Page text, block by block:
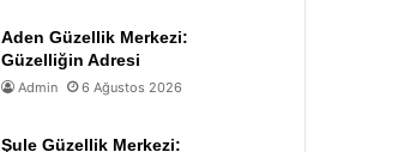
Aden Güzellik Merkezi:
Güzelliğin Adresi
Admin 6 Ağustos 2026
Şule Güzellik Merkezi: